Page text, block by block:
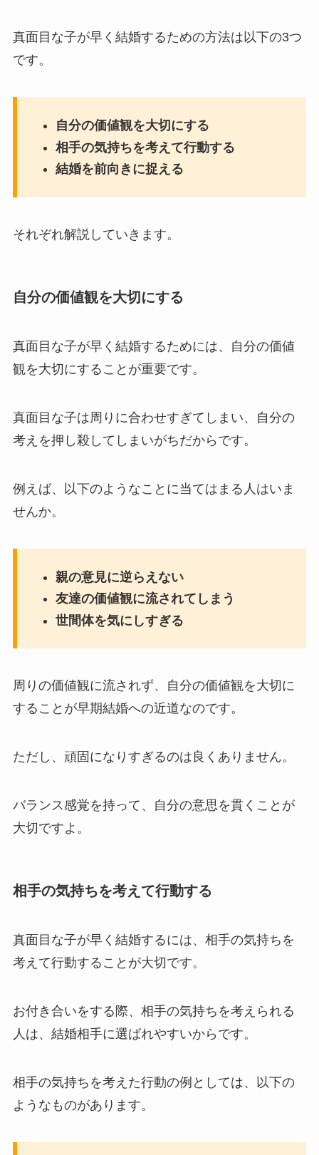
真面目な子が早く結婚するための方法は以下の3つ
です。
自分の価値観を大切にする
相手の気持ちを考えて行動する
結婚を前向きに捉える
それぞれ解説していきます。
自分の価値観を大切にする
真面目な子が早く結婚するためには、自分の価値
観を大切にすることが重要です。
真面目な子は周りに合わせすぎてしまい、自分の
考えを押し殺してしまいがちだからです。
例えば、以下のようなことに当てはまる人はいま
せんか。
親の意見に逆らえない
友達の価値観に流されてしまう
世間体を気にしすぎる
周りの価値観に流されず、自分の価値観を大切に
することが早期結婚への近道なのです。
ただし、頑固になりすぎるのは良くありません。
バランス感覚を持って、自分の意思を貫くことが
大切ですよ。
相手の気持ちを考えて行動する
真面目な子が早く結婚するには、相手の気持ちを
考えて行動することが大切です。
お付き合いをする際、相手の気持ちを考えられる
人は、結婚相手に選ばれやすいからです。
相手の気持ちを考えた行動の例としては、以下の
ようなものがあります。